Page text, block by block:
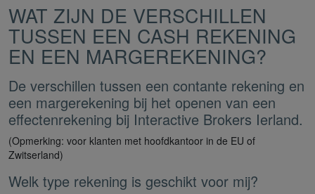
WAT ZIJN DE VERSCHILLEN
TUSSEN EEN CASH REKENING
EN EEN MARGEREKENING?
De verschillen tussen een contante rekening en
een margerekening bij het openen van een
effectenrekening bij Interactive Brokers Ierland.
(Opmerking: voor klanten met hoofdkantoor in de EU of
Zwitserland)
Welk type rekening is geschikt voor mij?